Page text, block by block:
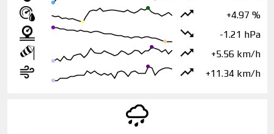
+4.97 %
-1.21 hPa
+5.56 km/h
+11.34 km/h